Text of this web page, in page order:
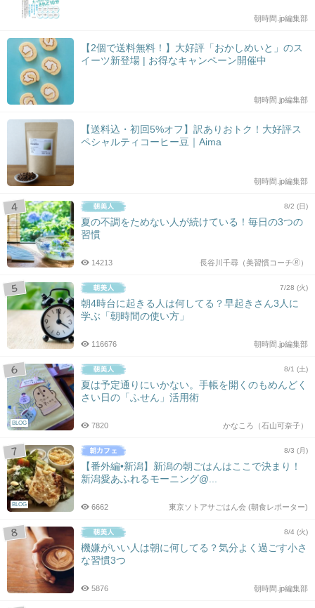
朝時間.jp編集部
【2個で送料無料！】大好評「おかしめいと」のス
イーツ新登場 | お得なキャンペーン開催中
朝時間.jp編集部
【送料込・初回5%オフ】訳ありおトク！大好評ス
ペシャルティコーヒー豆｜Aima
朝時間.jp編集部
8/2 (日)
夏の不調をためない人が続けている！毎日の3つの
習慣
長谷川千尋（美習慣コーチ🄬）
14213
7/28 (火)
朝4時台に起きる人は何してる？早起きさん3人に
学ぶ「朝時間の使い方」
朝時間.jp編集部
116676
BLOG
8/1 (土)
夏は予定通りにいかない。手帳を開くのもめんどく
さい日の「ふせん」活用術
かなころ（石山可奈子）
7820
BLOG
8/3 (月)
【番外編•新潟】新潟の朝ごはんはここで決まり！
新潟愛あふれるモーニング@...
東京ソトアサごはん会 (朝食レポーター)
6662
8/4 (火)
機嫌がいい人は朝に何してる？気分よく過ごす小さ
な習慣3つ
朝時間.jp編集部
5876